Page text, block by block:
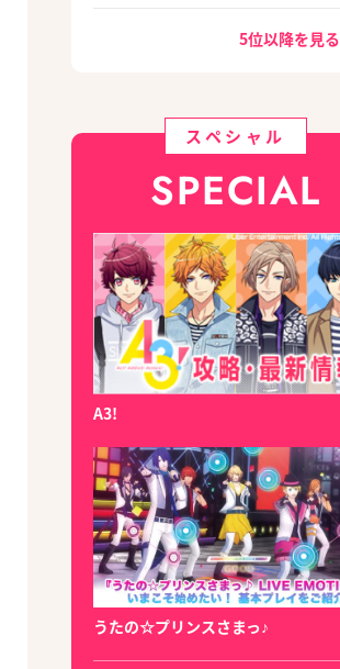
5位以降を見る
スペシャル
SPECIAL
A3!
うたの☆プリンスさまっ♪